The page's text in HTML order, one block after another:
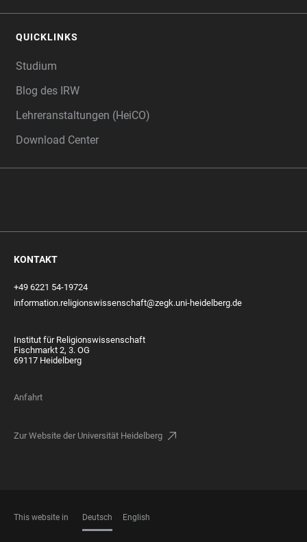
QUICKLINKS
Studium
Blog des IRW
Lehreranstaltungen (HeiCO)
Download Center
KONTAKT
+49 6221 54-19724
information.religionswissenschaft@zegk.uni-heidelberg.de
Institut für Religionswissenschaft
Fischmarkt 2, 3. OG
69117 Heidelberg
Anfahrt
Zur Website der Universität Heidelberg
This website in Deutsch English